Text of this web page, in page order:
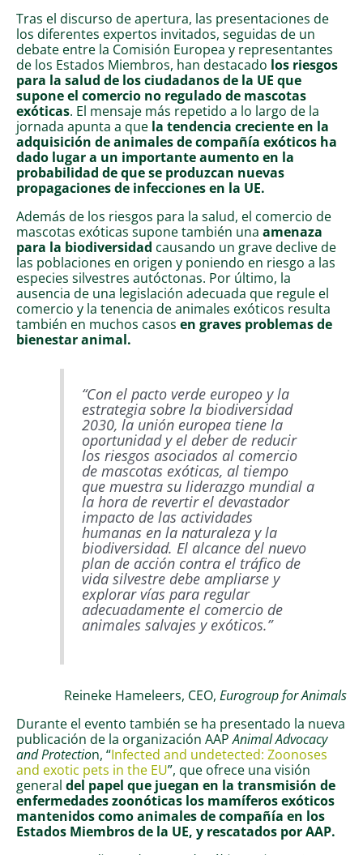
Tras el discurso de apertura, las presentaciones de
los diferentes expertos invitados, seguidas de un
debate entre la Comisión Europea y representantes
de los Estados Miembros, han destacado los riesgos
para la salud de los ciudadanos de la UE que
supone el comercio no regulado de mascotas
exóticas. El mensaje más repetido a lo largo de la
jornada apunta a que la tendencia creciente en la
adquisición de animales de compañía exóticos ha
dado lugar a un importante aumento en la
probabilidad de que se produzcan nuevas
propagaciones de infecciones en la UE.
Además de los riesgos para la salud, el comercio de
mascotas exóticas supone también una amenaza
para la biodiversidad causando un grave declive de
las poblaciones en origen y poniendo en riesgo a las
especies silvestres autóctonas. Por último, la
ausencia de una legislación adecuada que regule el
comercio y la tenencia de animales exóticos resulta
también en muchos casos en graves problemas de
bienestar animal.
“Con el pacto verde europeo y la
estrategia sobre la biodiversidad
2030, la unión europea tiene la
oportunidad y el deber de reducir
los riesgos asociados al comercio
de mascotas exóticas, al tiempo
que muestra su liderazgo mundial a
la hora de revertir el devastador
impacto de las actividades
humanas en la naturaleza y la
biodiversidad. El alcance del nuevo
plan de acción contra el tráfico de
vida silvestre debe ampliarse y
explorar vías para regular
adecuadamente el comercio de
animales salvajes y exóticos.”
Reineke Hameleers, CEO, Eurogroup for Animals
Durante el evento también se ha presentado la nueva
publicación de la organización AAPAnimal Advocacy
and Protection, “Infected and undetected: Zoonoses
and exotic pets in the EU”, que ofrece una visión
general del papel que juegan en la transmisión de
enfermedades zoonóticas los mamíferos exóticos
mantenidos como animales de compañía en los
Estados Miembros de la UE, y rescatados por AAP.